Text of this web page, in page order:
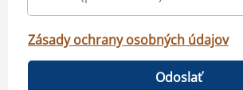
Zásady ochrany osobných údajov
Odoslať